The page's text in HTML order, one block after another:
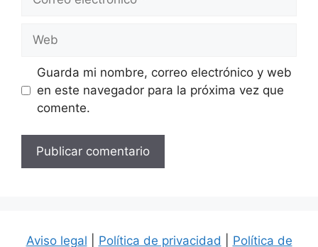
electrónico
Guarda mi nombre, correo electrónico y web
en este navegador para la próxima vez que
comente.
Aviso legal Política de privacidad Política de